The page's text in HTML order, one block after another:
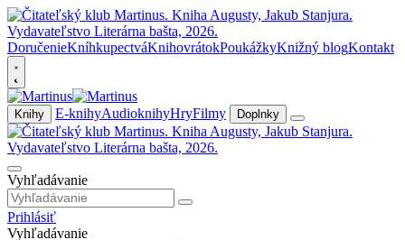
DoručenieKníhkupectváKnihovrátokPoukážkyKnižný blogKontakt
Knihy E-knihyAudioknihyHryFilmy Doplnky
Vyhľadávanie
Prihlásiť
Vyhľadávanie